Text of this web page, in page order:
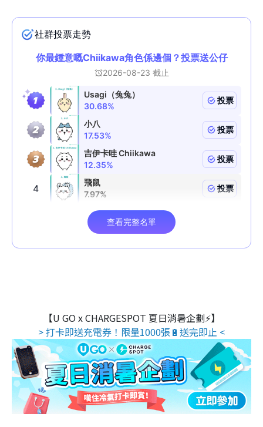
【U GO x CHARGESPOT 夏日消暑企劃⚡】
> 打卡即送充電券！限量1000張🔋送完即止 <